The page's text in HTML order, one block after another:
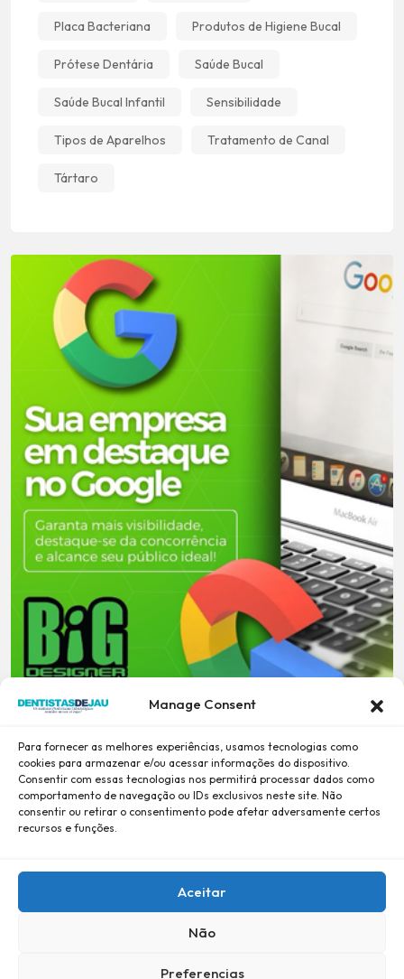
Manage Consent
Para fornecer as melhores experiências, usamos tecnologias como
cookies para armazenar e/ou acessar informações do dispositivo.
Consentir com essas tecnologias nos permitirá processar dados como
comportamento de navegação ou IDs exclusivos neste site. Não
consentir ou retirar o consentimento pode afetar adversamente certos
recursos e funções.
Aceitar
Não
Preferencias
Placa Bacteriana Produtos de Higiene Bucal
Prótese Dentária Saúde Bucal
Saúde Bucal Infantil Sensibilidade
Tipos de Aparelhos Tratamento de Canal
Tártaro